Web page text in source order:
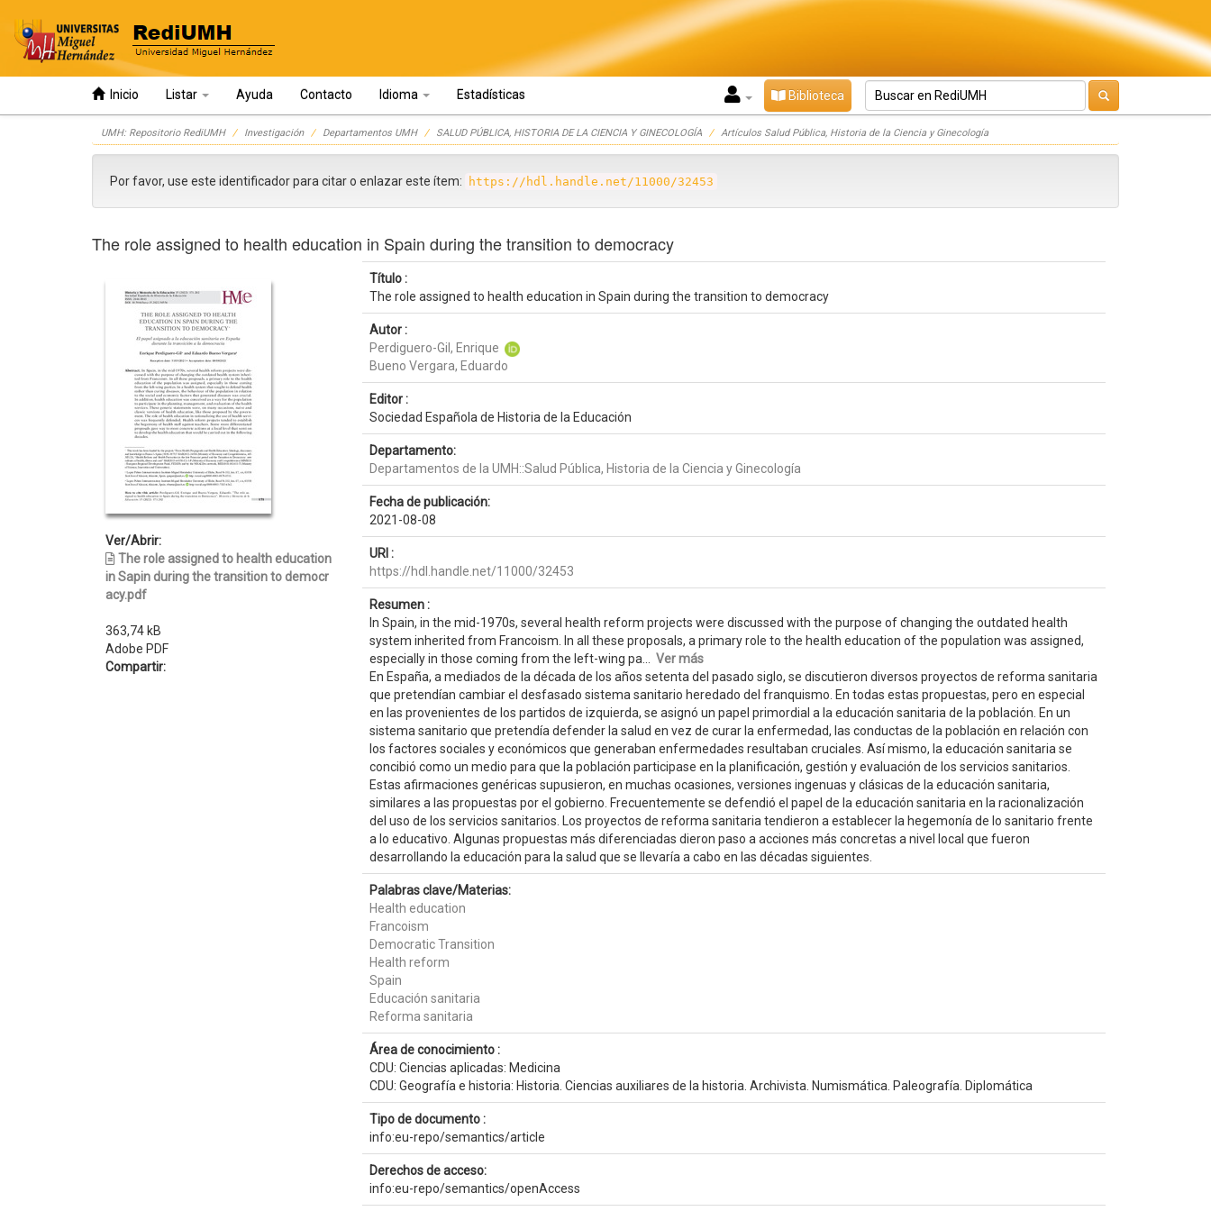
Inicio Listar Ayuda Contacto Idioma Estadísticas Biblioteca
UMH: Repositorio RediUMH Investigación Departamentos UMH SALUD PÚBLICA, HISTORIA DE LA CIENCIA Y GINECOLOGÍA Artículos Salud Pública, Historia de la Ciencia y Ginecología
Por favor, use este identificador para citar o enlazar este ítem: https://hdl.handle.net/11000/32453
The role assigned to health education in Spain during the transition to democracy
Ver/Abrir:
The role assigned to health education
in Sapin during the transition to democr
acy.pdf
363,74 kB
Adobe PDF
Compartir:
Título :
The role assigned to health education in Spain during the transition to democracy
Autor :
Perdiguero-Gil, Enrique
Bueno Vergara, Eduardo
Editor :
Sociedad Española de Historia de la Educación
Departamento:
Departamentos de la UMH::Salud Pública, Historia de la Ciencia y Ginecología
Fecha de publicación:
2021-08-08
URI :
https://hdl.handle.net/11000/32453
Resumen :
In Spain, in the mid-1970s, several health reform projects were discussed with the purpose of changing the outdated health
system inherited from Francoism. In all these proposals, a primary role to the health education of the population was assigned,
especially in those coming from the left-wing pa... Ver más
En España, a mediados de la década de los años setenta del pasado siglo, se discutieron diversos proyectos de reforma sanitaria
que pretendían cambiar el desfasado sistema sanitario heredado del franquismo. En todas estas propuestas, pero en especial
en las provenientes de los partidos de izquierda, se asignó un papel primordial a la educación sanitaria de la población. En un
sistema sanitario que pretendía defender la salud en vez de curar la enfermedad, las conductas de la población en relación con
los factores sociales y económicos que generaban enfermedades resultaban cruciales. Así mismo, la educación sanitaria se
concibió como un medio para que la población participase en la planificación, gestión y evaluación de los servicios sanitarios.
Estas afirmaciones genéricas supusieron, en muchas ocasiones, versiones ingenuas y clásicas de la educación sanitaria,
similares a las propuestas por el gobierno. Frecuentemente se defendió el papel de la educación sanitaria en la racionalización
del uso de los servicios sanitarios. Los proyectos de reforma sanitaria tendieron a establecer la hegemonía de lo sanitario frente
a lo educativo. Algunas propuestas más diferenciadas dieron paso a acciones más concretas a nivel local que fueron
desarrollando la educación para la salud que se llevaría a cabo en las décadas siguientes.
Palabras clave/Materias:
Health education
Francoism
Democratic Transition
Health reform
Spain
Educación sanitaria
Reforma sanitaria
Área de conocimiento :
CDU: Ciencias aplicadas: Medicina
CDU: Geografía e historia: Historia. Ciencias auxiliares de la historia. Archivista. Numismática. Paleografía. Diplomática
Tipo de documento :
info:eu-repo/semantics/article
Derechos de acceso:
info:eu-repo/semantics/openAccess